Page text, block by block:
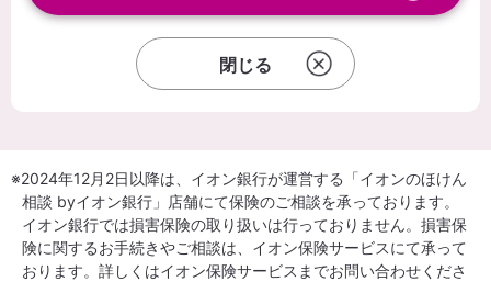
閉じる
※2024年12月2日以降は、イオン銀行が運営する「イオンのほけん
相談 byイオン銀行」店舗にて保険のご相談を承っております。
イオン銀行では損害保険の取り扱いは行っておりません。損害保
険に関するお手続きやご相談は、イオン保険サービスにて承って
おります。詳しくはイオン保険サービスまでお問い合わせくださ